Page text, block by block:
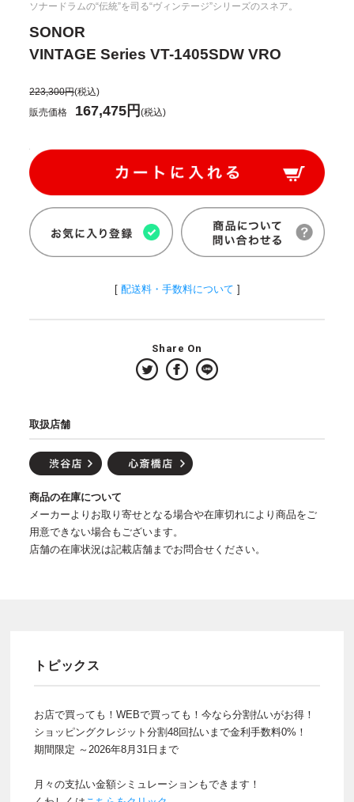
ソナードラムの“伝統”を司る“ヴィンテージ”シリーズのスネア。
SONOR
VINTAGE Series VT-1405SDW VRO
223,300円(税込)
販売価格
167,475円(税込)
[ 配送料・手数料について ]
Share On
取扱店舗
商品の在庫について
メーカーよりお取り寄せとなる場合や在庫切れにより商品をご
用意できない場合もございます。
店舗の在庫状況は記載店舗までお問合せください。
トピックス
お店で買っても！WEBで買っても！今なら分割払いがお得！
ショッピングクレジット分割48回払いまで金利手数料0%！
期間限定 ～2026年8月31日まで
月々の支払い金額シミュレーションもできます！